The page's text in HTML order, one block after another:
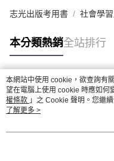
志光出版考用書 社會學
本分類熱銷全站排行
熱門標籤
本網站中使用 cookie，欲查詢有
望在電腦上使用 cookie 時應如何
權條款 」之 Cookie 聲明。您繼
用條款之 Cookie 聲明使用 cookie
了解更多 >